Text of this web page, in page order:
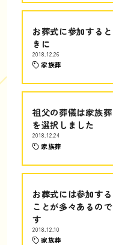
お葬式に参加すると
きに
2018.12.26
家族葬
祖父の葬儀は家族葬
を選択しました
2018.12.24
家族葬
お葬式には参加する
ことが多々あるので
す
2018.12.10
家族葬